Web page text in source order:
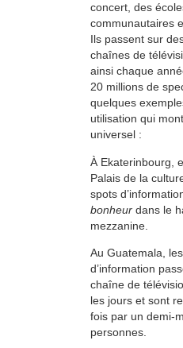
concert, des
communautaires
Ils passent sur
chaînes de
ainsi chaque
20 millions de
quelques
utilisation qui
universel :
À Ekaterinbourg,
Palais de la
spots
bonheur dans le
mezzanine.
Au Guatemala,
d’information
chaîne de
les jours et sont
fois par un demi-
personnes.